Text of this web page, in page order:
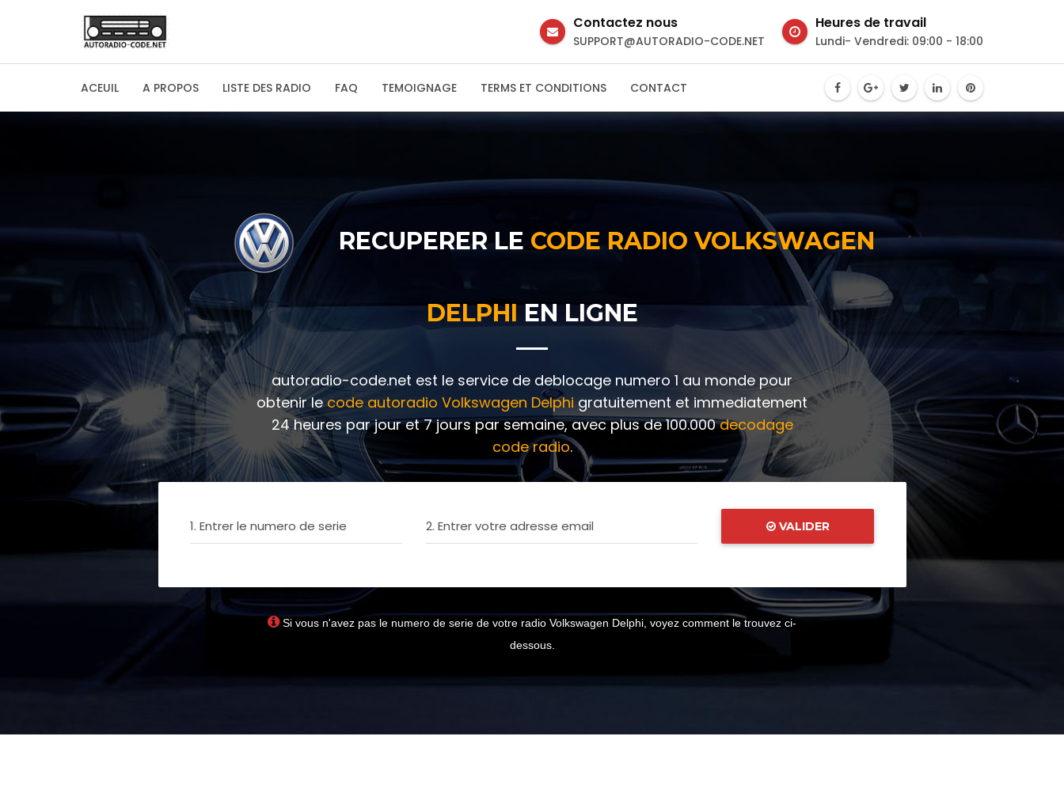
Contactez nous
SUPPORT@AUTORADIO-CODE.NET
Heures de travail
Lundi- Vendredi: 09:00 - 18:00
ACEUIL A PROPOS LISTE DES RADIO FAQ TEMOIGNAGE TERMS ET CONDITIONS CONTACT
RECUPERER LE CODE RADIO VOLKSWAGEN
DELPHIEN LIGNE
autoradio-code.net est le service de deblocage numero 1 au monde pour
obtenir le code autoradio Volkswagen Delphi gratuitement et immediatement
24 heures par jour et 7 jours par semaine, avec plus de 100.000decodage
code radio.
1. Entrer le numero de serie 2. Entrer votre adresse email VALIDER
Si vous n'avez pas le numero de serie de votre radio Volkswagen Delphi, voyez comment le trouvez ci-
dessous.